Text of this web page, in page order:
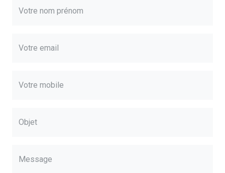
Votre nom prénom
Votre email
Votre mobile
Objet
Message